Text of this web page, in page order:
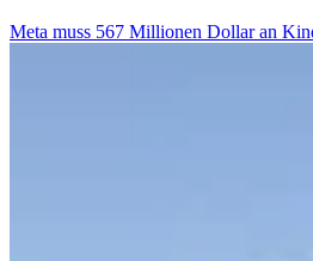
Meta muss 567 Millionen Dollar an